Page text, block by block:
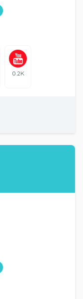
0.2K